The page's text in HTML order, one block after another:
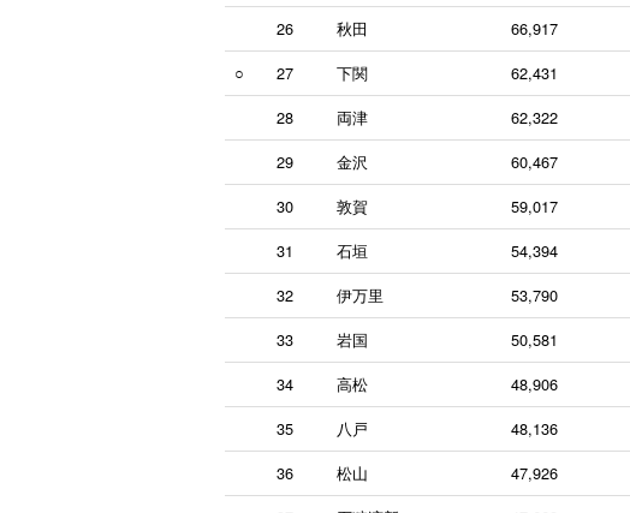
26
秋田 66,917
○
27 下関 62,431
28
両津 62,322
29
金沢 60,467
30
敦賀 59,017
31
石垣 54,394
32
伊万里 53,790
33
岩国 50,581
34
高松 48,906
35
八戸 48,136
36
松山 47,926